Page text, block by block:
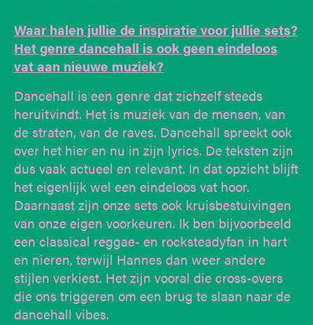
Waar halen jullie de inspiratie voor jullie sets?
Het genre dancehall is ook geen eindeloos
vat aan nieuwe muziek?
Dancehall is een genre dat zichzelf steeds
heruitvindt. Het is muziek van de mensen, van
de straten, van de raves. Dancehall spreekt ook
over het hier en nu in zijn lyrics. De teksten zijn
dus vaak actueel en relevant. In dat opzicht blijft
het eigenlijk wel een eindeloos vat hoor.
Daarnaast zijn onze sets ook kruisbestuivingen
van onze eigen voorkeuren. Ik ben bijvoorbeeld
een classical reggae- en rocksteadyfan in hart
en nieren, terwijl Hannes dan weer andere
stijlen verkiest. Het zijn vooral die cross-overs
die ons triggeren om een brug te slaan naar de
dancehall vibes.